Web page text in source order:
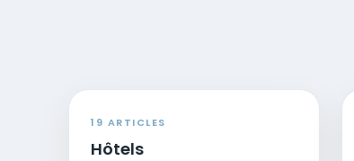
19 ARTICLES
Hôtels